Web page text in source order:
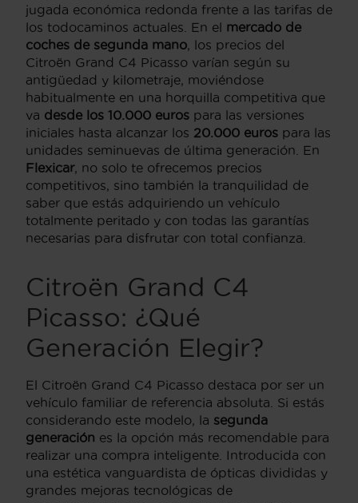
jugada económica redonda frente a las tarifas de
los todocaminos actuales. En el mercado de
coches de segunda mano , los precios del
Citroën Grand C4 Picasso varían según su
antigüedad y kilometraje, moviéndose
habitualmente en una horquilla competitiva que
va desde los 10.000 euros para las versiones
iniciales hasta alcanzar los 20.000 euros para las
unidades seminuevas de última generación. En
Flexicar, no solo te ofrecemos precios
competitivos, sino también la tranquilidad de
saber que estás adquiriendo un vehículo
totalmente peritado y con todas las garantías
necesarias para disfrutar con total confianza.
Citroën Grand C4
Picasso: ¿Qué
Generación Elegir?
El Citroën Grand C4 Picasso destaca por ser un
vehículo familiar de referencia absoluta. Si estás
considerando este modelo, la segunda
generación es la opción más recomendable para
realizar una compra inteligente. Introducida con
una estética vanguardista de ópticas divididas y
grandes mejoras tecnológicas de